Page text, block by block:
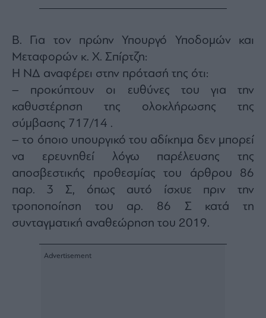
Β. Για τον πρώην Υπουργό Υποδομών και
Μεταφορών κ. Χ. Σπίρτζη:
Η ΝΔ αναφέρει στην πρότασή της ότι:
– προκύπτουν οι ευθύνες του για την
καθυστέρηση της ολοκλήρωσης της
σύμβασης 717/14 .
– το όποιο υπουργικό του αδίκημα δεν μπορεί
να ερευνηθεί λόγω παρέλευσης της
αποσβεστικής προθεσμίας του άρθρου 86
παρ. 3 Σ, όπως αυτό ίσχυε πριν την
τροποποίηση του αρ. 86 Σ κατά τη
συνταγματική αναθεώρηση του 2019.